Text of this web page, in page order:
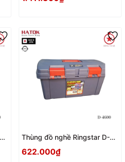
Thùng đồ nghề Ringstar D-
622.000₫